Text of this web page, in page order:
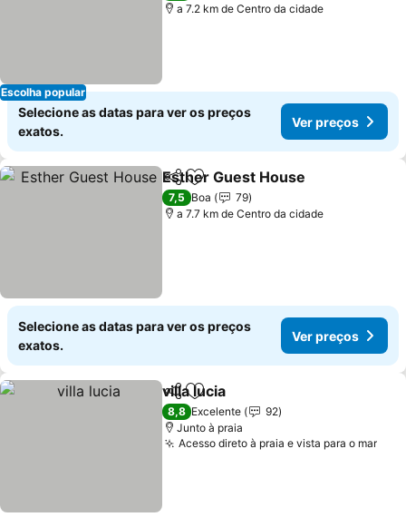
Escolha popular
a 7.2 km de Centro da cidade
Selecione as datas para ver os preços
exatos.
Ver preços
PartilharAdicionar aos favoritos
Esther Guest House
7,5 Boa
79
a 7.7 km de Centro da cidade
Selecione as datas para ver os preços
exatos.
Ver preços
PartilharAdicionar aos favoritos
villa lucia
8,8 Excelente
92
Junto à praia
Acesso direto à praia e vista para o mar